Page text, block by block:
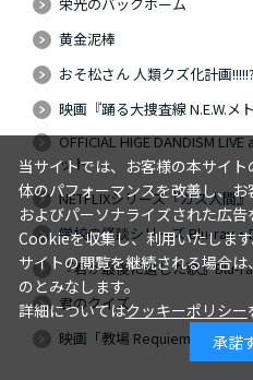
黄金泥棒
おそ松さん 人類クズ化計画!!!!!?
映画『踊る大捜査線 N.E.W.メ
OFFICIAL HIGE DANDISM
ット
NETFLIXシリーズ『ガス人間』
学校の怪談シリーズ Blu-ray・
『君が最後に遺した歌』Blu-
君のクイズ
映画「教場 Requiem」
当サイトでは、お客様の本サイ
体のパフォーマンスを改善し、
およびパーソナライズされた広
Cookieを収集し、利用いたしま
サイトの閲覧を継続される場合
のとみなします。
詳細についてはクッキーポリシー
承諾